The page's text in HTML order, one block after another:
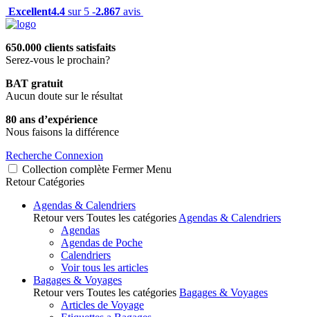
Excellent4.4 sur 5 -2.867 avis
650.000 clients satisfaits
Serez-vous le prochain?
BAT gratuit
Aucun doute sur le résultat
80 ans d’expérience
Nous faisons la différence
Recherche Connexion
Collection complète Fermer Menu
Retour Catégories
Agendas & Calendriers
Retour vers Toutes les catégories Agendas & Calendriers
Agendas
Agendas de Poche
Calendriers
Voir tous les articles
Bagages & Voyages
Retour vers Toutes les catégories Bagages & Voyages
Articles de Voyage